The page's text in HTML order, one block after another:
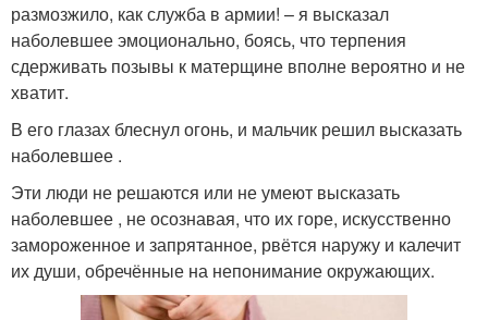
размозжило, как служба в армии! – я высказал
наболевшее эмоционально, боясь, что терпения
сдерживать позывы к матерщине вполне вероятно и не
хватит.
В его глазах блеснул огонь, и мальчик решил высказать
наболевшее .
Эти люди не решаются или не умеют высказать
наболевшее , не осознавая, что их горе, искусственно
замороженное и запрятанное, рвётся наружу и калечит
их души, обречённые на непонимание окружающих.